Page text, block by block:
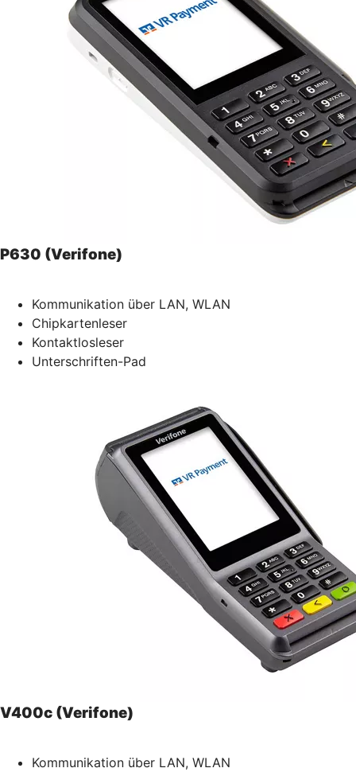
P630 (Verifone)
Kommunikation über LAN, WLAN
Chipkartenleser
Kontaktlosleser
Unterschriften-Pad
V400c (Verifone)
Kommunikation über LAN, WLAN